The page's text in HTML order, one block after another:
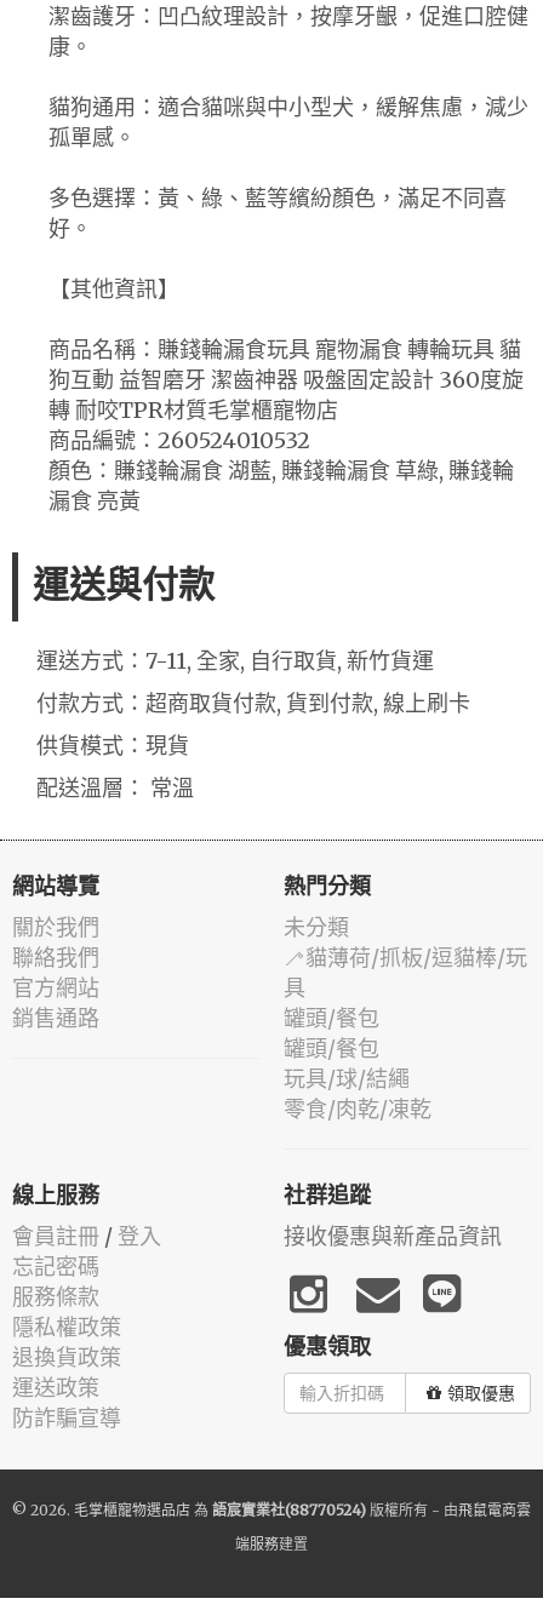
潔齒護牙：凹凸紋理設計，按摩牙齦，促進口腔健
康。
貓狗通用：適合貓咪與中小型犬，緩解焦慮，減少
孤單感。
多色選擇：黃、綠、藍等繽紛顏色，滿足不同喜
好。
【其他資訊】
商品名稱：賺錢輪漏食玩具 寵物漏食 轉輪玩具 貓
狗互動 益智磨牙 潔齒神器 吸盤固定設計 360度旋
轉 耐咬TPR材質毛掌櫃寵物店
商品編號：260524010532
顏色：賺錢輪漏食 湖藍, 賺錢輪漏食 草綠, 賺錢輪
漏食 亮黃
運送與付款
運送方式：7-11, 全家, 自行取貨, 新竹貨運
付款方式：超商取貨付款, 貨到付款, 線上刷卡
供貨模式：現貨
配送溫層： 常溫
網站導覽
關於我們
聯絡我們
官方網站
銷售通路
熱門分類
未分類
🦯貓薄荷/抓板/逗貓棒/玩
具
罐頭/餐包
罐頭/餐包
玩具/球/結繩
零食/肉乾/凍乾
線上服務
會員註冊 / 登入
忘記密碼
服務條款
隱私權政策
退換貨政策
運送政策
防詐騙宣導
社群追蹤
接收優惠與新產品資訊
優惠領取
領取優惠
© 2026. 毛掌櫃寵物選品店 為 語宸實業社(88770524) 版權所有 - 由飛鼠電商雲
端服務建置